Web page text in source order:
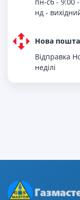
нд -
Нова пошта
Відправка
неділі